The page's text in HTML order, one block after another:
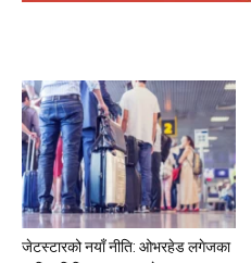
जेटस्टारको नयाँ नीति: ओभरहेड लगेजका